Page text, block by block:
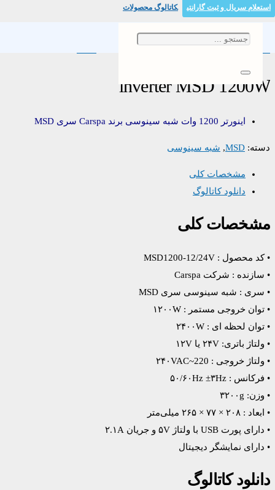
استعلام سریال و ثبت گارانتی کاتالوگ محصولات
inverter MSD 1200W
اینورتر 1200 وات شبه سینوسی برند Carspa سری MSD
دسته: MSD
, شبه سینوسی
مشخصات کلی
دانلود کاتالوگ
مشخصات کلی
• کد محصول : MSD1200-12/24V
• سازنده : شرکت Carspa
• سری : شبه سینوسی سری MSD
• توان خروجی مستمر : ۱۲۰۰W
• توان لحظه ای : ۲۴۰۰W
• ولتاژ باتری: ۲۴V یا ۱۲V
• ولتاژ خروجی : ۲۴۰VAC~220
• فرکانس : ۵۰/۶۰Hz ±۳Hz
• وزن: ۳۲۰۰g
• ابعاد : ۲۰۸ × ۷۷ × ۲۶۵ میلی‌متر
• دارای پورت USB با ولتاژ ۵V و جریان ۲.۱A
• دارای نمایشگر دیجیتال
دانلود کاتالوگ